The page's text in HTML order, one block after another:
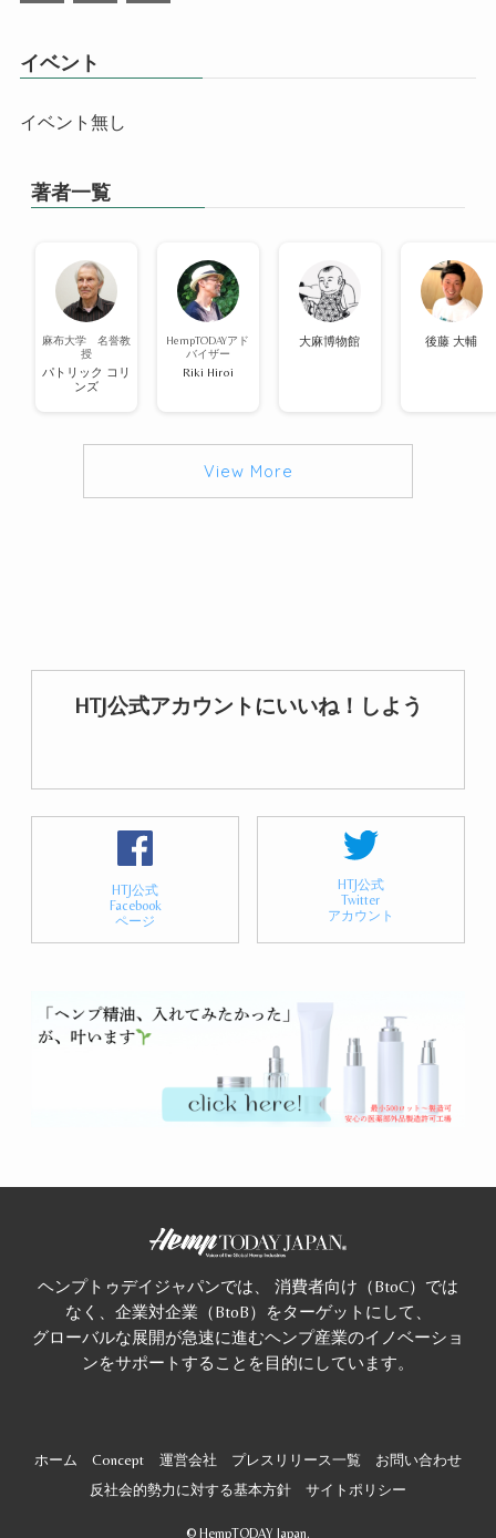
イベント
イベント無し
著者一覧
麻布大学 名誉教
授
パトリック コリ
ンズ
HempTODAYアド
バイザー
Riki Hiroi
大麻博物館 後藤 大輔
View More
HTJ公式アカウントにいいね！しよう
HTJ公式
Facebook
ページ
HTJ公式
Twitter
アカウント
ヘンプトゥデイジャパンでは、 消費者向け（BtoC）では
なく、企業対企業（BtoB）をターゲットにして、
グローバルな展開が急速に進むヘンプ産業のイノベーショ
ンをサポートすることを目的にしています。
ホーム Concept 運営会社 プレスリリース一覧
お問い合わせ
反社会的勢力に対する基本方針
サイトポリシー
© HempTODAY Japan.